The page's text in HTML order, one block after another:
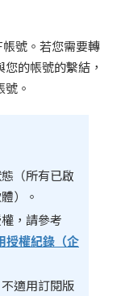
號。若您需要轉
的帳號的繫結，
。
（所有已啟
）。
，請參考
授權紀錄（企
適用訂閱版